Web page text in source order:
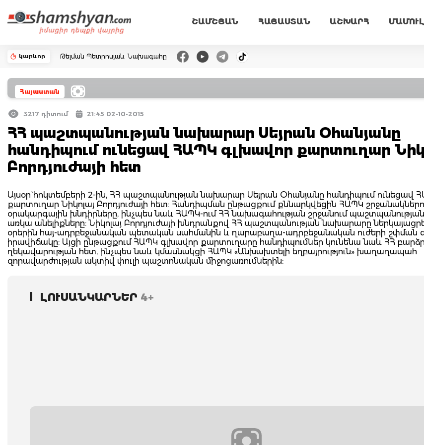
ՇԱՄՇՅԱՆ ՀԱՅԱՍՏԱՆ ԱՇԽԱՐՀ ՄԱՄՈՒԼ
կարևոր Թելման Պետրոսյան. Նախագահը
Հայաստան
3217 դիտում 21:45 02-10-2015
ՀՀ պաշտպանության նախարար Սեյրան Օհանյանը
հանդիպում ունեցավ ՀԱՊԿ գլխավոր քարտուղար
Բորդյուժայի հետ
Այսօր` հոկտեմբերի 2-ին, ՀՀ պաշտպանության նախարար Սեյրան Օհանյանը հանդիպում ունեցավ
քարտուղար Նիկոլայ Բորդյուժայի հետ: Հանդիպման ընթացքում քննարկվեցին ՀԱՊԿ
օրակարգային խնդիրները, ինչպես նաև ՀԱՊԿ-ում ՀՀ նախագահության շրջանում
առկա անելիքները: Նիկոլայ Բորդյուժայի խնդրանքով ՀՀ պաշտպանության նախարարը
օրերին հայ-ադրբեջանական պետական սահմանին և ղարաբաղա-ադրբեջանական ուժերի շփման
իրավիճակը: Այցի ընթացքում ՀԱՊԿ գլխավոր քարտուղարը հանդիպումներ կունենա նաև ՀՀ
ղեկավարության հետ, ինչպես նաև կմասնակցի ՀԱՊԿ «Անխախտելի եղբայրություն» խաղաղապահ
զորավարժության ակտիվ փուլի պաշտոնական միջոցառումներին:
ԼՈՒՍԱՆԿԱՐՆԵՐ 4+